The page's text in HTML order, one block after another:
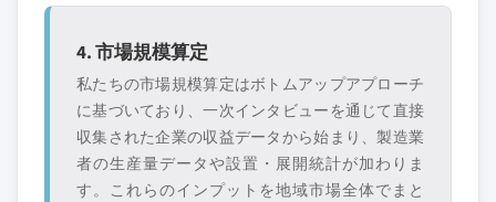
4. 市場規模算定
私たちの市場規模算定はボトムアップアプローチ
に基づいており、一次インタビューを通じて直接
収集された企業の収益データから始まり、製造業
者の生産量データや設置・展開統計が加わりま
す。これらのインプットを地域市場全体でまと